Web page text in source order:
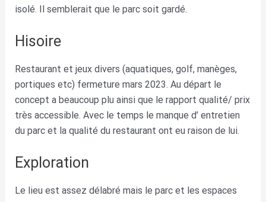
isolé. Il semblerait que le parc soit gardé.
Hisoire
Restaurant et jeux divers (aquatiques, golf, manèges,
portiques etc) fermeture mars 2023. Au départ le
concept a beaucoup plu ainsi que le rapport qualité/ prix
très accessible. Avec le temps le manque d’ entretien
du parc et la qualité du restaurant ont eu raison de lui.
Exploration
Le lieu est assez délabré mais le parc et les espaces